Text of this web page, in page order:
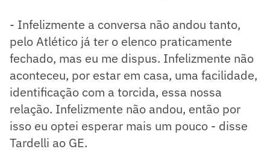
- Infelizmente a conversa não andou tanto,
pelo Atlético já ter o elenco praticamente
fechado, mas eu me dispus. Infelizmente não
aconteceu, por estar em casa, uma facilidade,
identificação com a torcida, essa nossa
relação. Infelizmente não andou, então por
isso eu optei esperar mais um pouco - disse
Tardelli ao GE.